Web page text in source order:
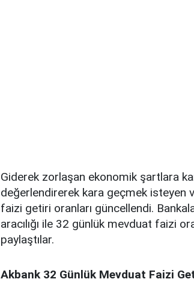
Giderek zorlaşan ekonomik şartlara
değerlendirerek kara geçmek isteyen
faizi getiri oranları güncellendi.
aracılığı ile 32 günlük mevduat faizi
paylaştılar.
Akbank 32 Günlük Mevduat Faizi